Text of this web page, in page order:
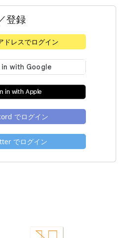
登録
ドレスでログイン
in with Apple
でログイン
でログイン